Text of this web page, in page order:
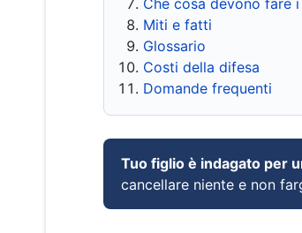
Che cosa devono fare
Miti e fatti
Glossario
Costi della difesa
Domande frequenti
Tuo figlio è indagato per
cancellare niente e non